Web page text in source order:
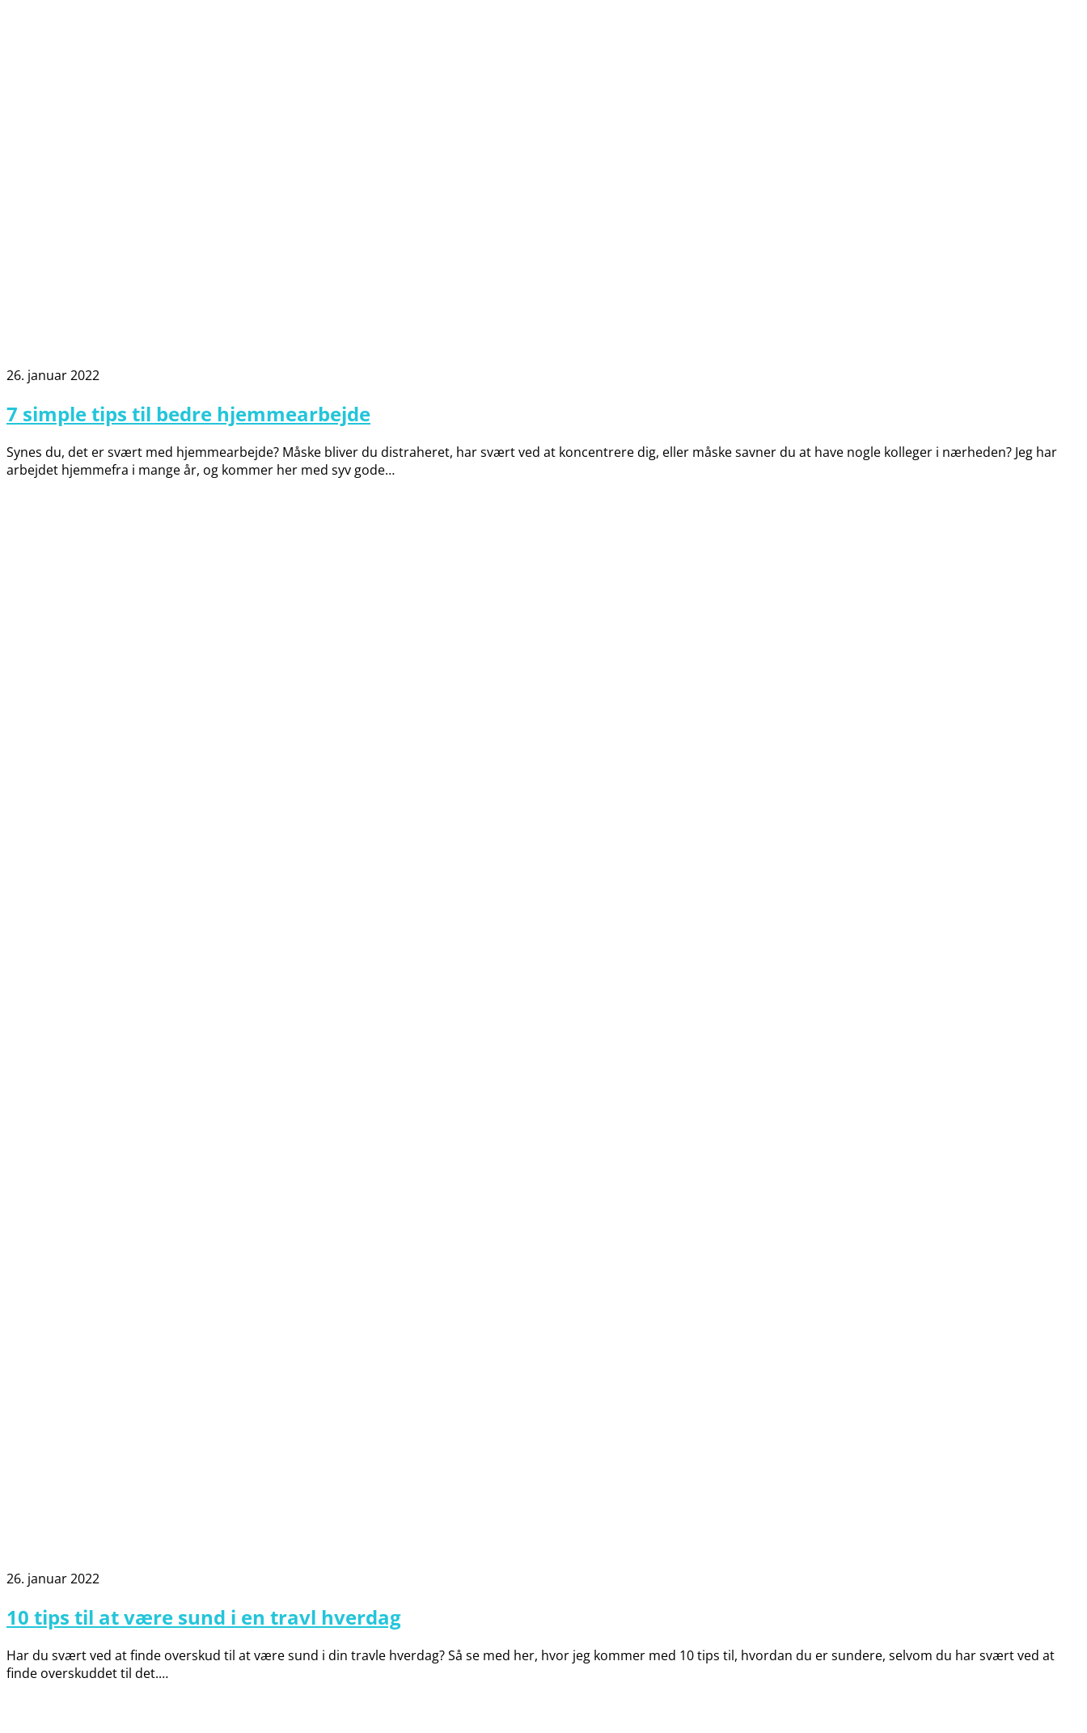
26. januar 2022
7 simple tips til bedre hjemmearbejde
Synes du, det er svært med hjemmearbejde? Måske bliver du distraheret, har svært ved at koncentrere dig, eller måske savner du at have nogle kolleger i nærheden? Jeg har
arbejdet hjemmefra i mange år, og kommer her med syv gode…
26. januar 2022
10 tips til at være sund i en travl hverdag
Har du svært ved at finde overskud til at være sund i din travle hverdag? Så se med her, hvor jeg kommer med 10 tips til, hvordan du er sundere, selvom du har svært ved at
finde overskuddet til det.…